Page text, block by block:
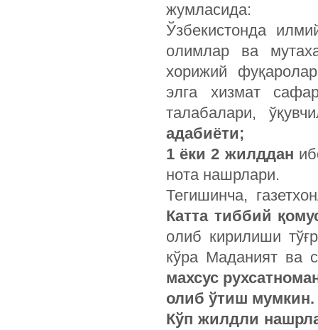
жумласида:
Ўзбекистонда
олимлар ва
хорижий
элга хизмат
талабалари,
адабиёти;
1 ёки 2 жилддан
нота нашрлари.
Тегишинча,
Катта тиббий
олиб кирилиши
кўра Маданият ва
махсус
олиб ўтиш мумкин.
Кўп жилдли